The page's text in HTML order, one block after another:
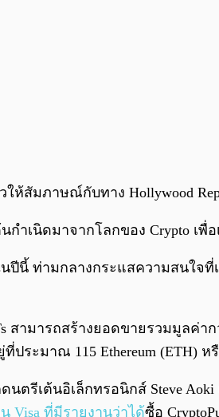
ให้สัมภาษณ์กับทาง Hollywood
ำเนิดมาจากโลกของ Crypto เพื่
ปีนี้ ท่ามกลางกระแสความสนใจที่
สามารถสร้างยอดขายรวมมู
ประมาณ 115 Ethereum (ETH)
รีเต้นอิเล็กทรอนิกส์ Steve Aoki
Visa ที่มีรายงานว่าได้ซื้อ